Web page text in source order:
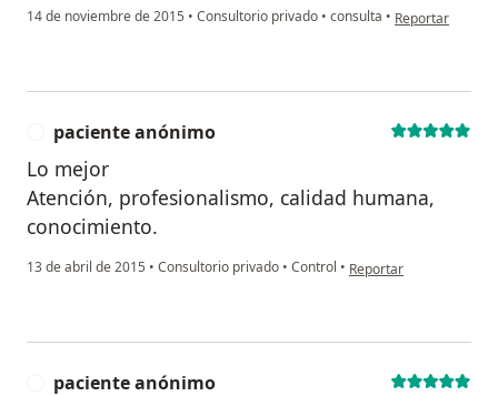
14 de noviembre de 2015 • Consultorio privado • consulta • en opinión del
Reportar
paciente anónimo
Lo mejor
Atención, profesionalismo, calidad humana,
conocimiento.
13 de abril de 2015 • Consultorio privado • Control • en opinión del usuario
Reportar
paciente anónimo